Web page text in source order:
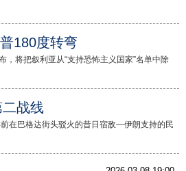
180度转弯
，将把叙利亚从“支持恐怖主义国家”名单中除
战线
在巴格达街头驳火的昔日宿敌—伊朗支持的民